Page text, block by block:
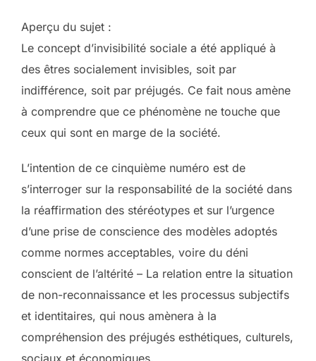
Aperçu du sujet :
Le concept d’invisibilité sociale a été appliqué à
des êtres socialement invisibles, soit par
indifférence, soit par préjugés. Ce fait nous amène
à comprendre que ce phénomène ne touche que
ceux qui sont en marge de la société.
L’intention de ce cinquième numéro est de
s’interroger sur la responsabilité de la société dans
la réaffirmation des stéréotypes et sur l’urgence
d’une prise de conscience des modèles adoptés
comme normes acceptables, voire du déni
conscient de l’altérité – La relation entre la situation
de non-reconnaissance et les processus subjectifs
et identitaires, qui nous amènera à la
compréhension des préjugés esthétiques, culturels,